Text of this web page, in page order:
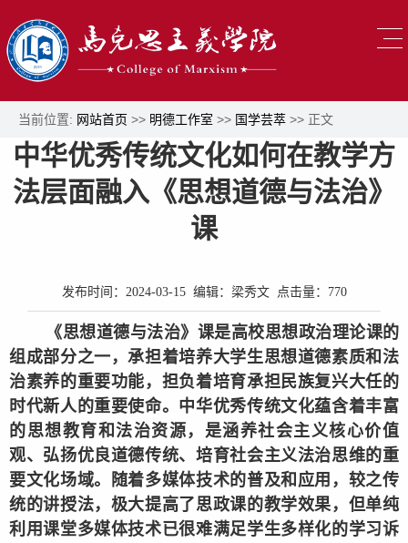
当前位置: 网站首页 >> 明德工作室 >> 国学芸萃 >> 正文
中华优秀传统文化如何在教学方
法层面融入《思想道德与法治》
课
发布时间：2024-03-15 编辑：梁秀文 点击量： 770
《思想道德与法治》课是高校思想政治理论课的
组成部分之一，承担着培养大学生思想道德素质和法
治素养的重要功能，担负着培育承担民族复兴大任的
时代新人的重要使命。中华优秀传统文化蕴含着丰富
的思想教育和法治资源，是涵养社会主义核心价值
观、弘扬优良道德传统、培育社会主义法治思维的重
要文化场域。随着多媒体技术的普及和应用，较之传
统的讲授法，极大提高了思政课的教学效果，但单纯
利用课堂多媒体技术已很难满足学生多样化的学习诉